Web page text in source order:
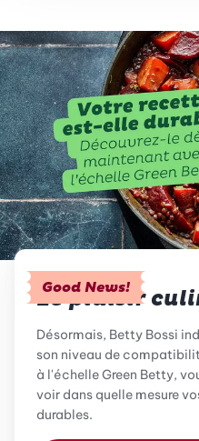
Good News!
Le plaisir
Désormais, Betty Bossi
son niveau de
à l'échelle Green Betty,
voir dans quelle mesure
durables.